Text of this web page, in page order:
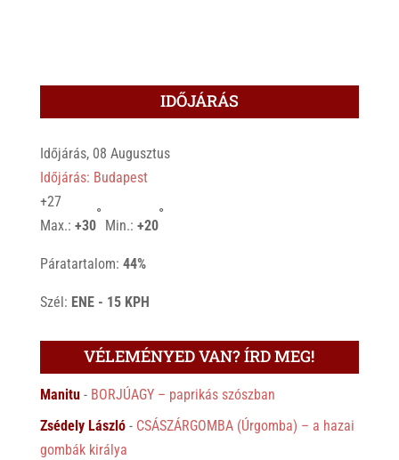
IDŐJÁRÁS
Időjárás, 08 Augusztus
Időjárás: Budapest
+27
Max.: +30
°
Min.: +20
°
Páratartalom: 44%
Szél: ENE - 15 KPH
VÉLEMÉNYED VAN? ÍRD MEG!
Manitu- BORJÚAGY – paprikás szószban
Zsédely László- CSÁSZÁRGOMBA (Úrgomba) – a hazai
gombák királya